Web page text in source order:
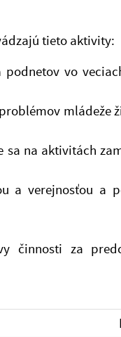
tieto aktivity:
vo
mládeže
na aktivitách
a verejnosťou a
činnosti za